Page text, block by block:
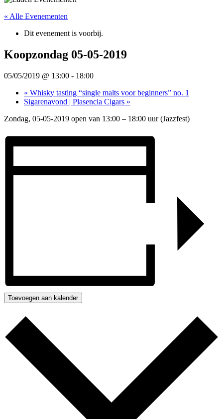
« Alle Evenementen
Dit evenement is voorbij.
Koopzondag 05-05-2019
05/05/2019 @ 13:00 - 18:00
« Whisky tasting “single malts voor beginners” no. 1
Sigarenavond | Plasencia Cigars »
Zondag, 05-05-2019 open van 13:00 – 18:00 uur (Jazzfest)
Toevoegen aan kalender